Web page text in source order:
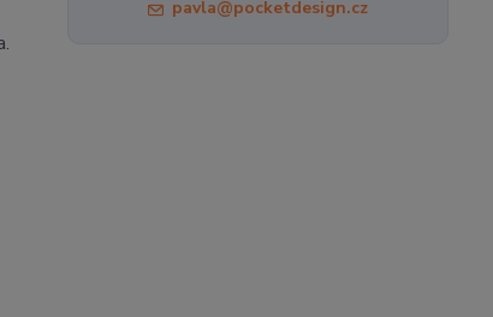
pavla@pocketdesign.cz